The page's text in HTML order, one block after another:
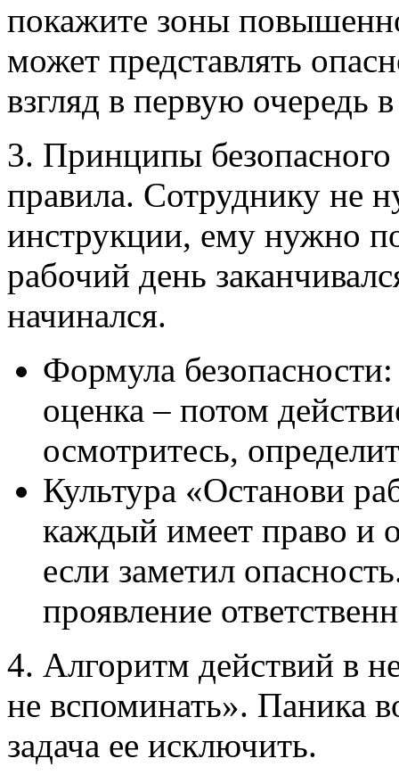
покажите зоны
может представлять
взгляд в первую очередь
3. Принципы безопасного
правила. Сотруднику не
инструкции, ему нужно
рабочий день
начинался.
Формула
оценка – потом
осмотритесь,
Культура «Останови
каждый имеет право и
если заметил
проявление
4. Алгоритм действий в
не вспоминать». Паника
задача ее исключить.